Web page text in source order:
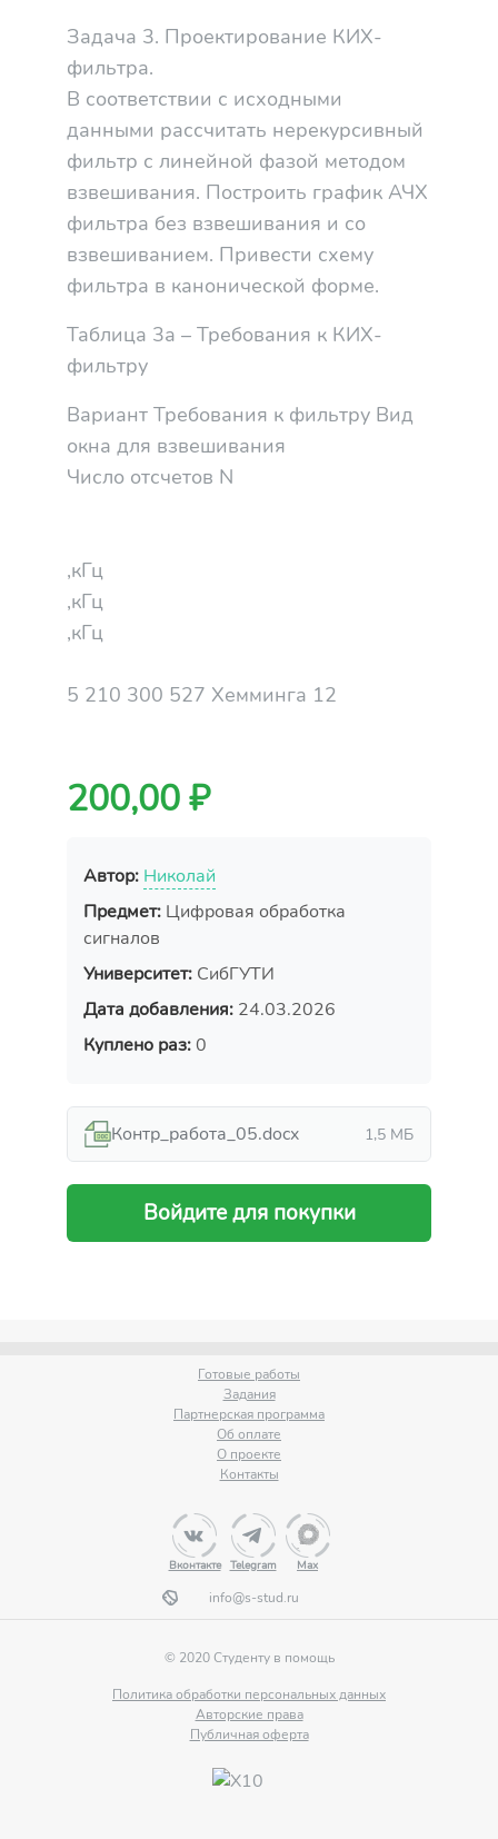
Задача 3. Проектирование КИХ-
фильтра.
В соответствии с исходными
данными рассчитать нерекурсивный
фильтр с линейной фазой методом
взвешивания. Построить график АЧХ
фильтра без взвешивания и со
взвешиванием. Привести схему
фильтра в канонической форме.
Таблица 3а – Требования к КИХ-
фильтру
Вариант Требования к фильтру Вид
окна для взвешивания
Число отсчетов N
,кГц
,кГц
,кГц
5 210 300 527 Хемминга 12
200,00 ₽
Автор: Николай
Предмет: Цифровая обработка
сигналов
Университет: СибГУТИ
Дата добавления: 24.03.2026
Куплено раз:0
Контр_работа_05.docx 1,5 МБ
Войдите для покупки
Готовые работы
Задания
Партнерская программа
Об оплате
О проекте
Контакты
Вконтакте Telegram Max
info@s-stud.ru
© 2020 Студенту в помощь
Политика обработки персональных данных
Авторские права
Публичная оферта